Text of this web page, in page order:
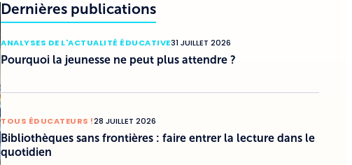
Dernières publications
ANALYSES DE L'ACTUALITÉ ÉDUCATIVE31 JUILLET 2026
Pourquoi la jeunesse ne peut plus attendre ?
TOUS ÉDUCATEURS !28 JUILLET 2026
Bibliothèques sans frontières : faire entrer la lecture dans le
quotidien